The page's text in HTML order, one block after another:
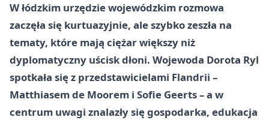
W łódzkim urzędzie wojewódzkim rozmowa
zaczęła się kurtuazyjnie, ale szybko zeszła na
tematy, które mają ciężar większy niż
dyplomatyczny uścisk dłoni. Wojewoda Dorota Ryl
spotkała się z przedstawicielami Flandrii –
Matthiasem de Moorem i Sofie Geerts – a w
centrum uwagi znalazły się gospodarka, edukacja